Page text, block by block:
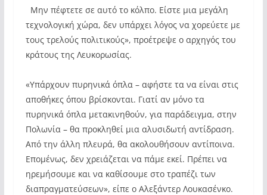
Μην πέφτετε σε αυτό το κόλπο. Είστε μια μεγάλη
τεχνολογική χώρα, δεν υπάρχει λόγος να χορεύετε με
τους τρελούς πολιτικούς», προέτρεψε ο αρχηγός του
κράτους της Λευκορωσίας.
«Υπάρχουν πυρηνικά όπλα – αφήστε τα να είναι στις
αποθήκες όπου βρίσκονται. Γιατί αν μόνο τα
πυρηνικά όπλα μετακινηθούν, για παράδειγμα, στην
Πολωνία – θα προκληθεί μια αλυσιδωτή αντίδραση.
Από την άλλη πλευρά, θα ακολουθήσουν αντίποινα.
Επομένως, δεν χρειάζεται να πάμε εκεί. Πρέπει να
ηρεμήσουμε και να καθίσουμε στο τραπέζι των
διαπραγματεύσεων», είπε ο Αλεξάντερ Λουκασένκο.